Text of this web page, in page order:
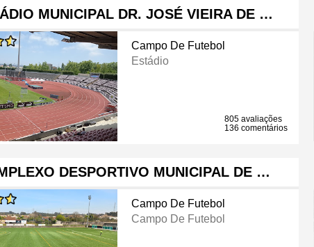
MUNICIPAL DR. JOSÉ VIEIRA DE …
Campo De Futebol
Estádio
805 avaliações
136 comentários
DESPORTIVO MUNICIPAL DE …
Campo De Futebol
Campo De Futebol